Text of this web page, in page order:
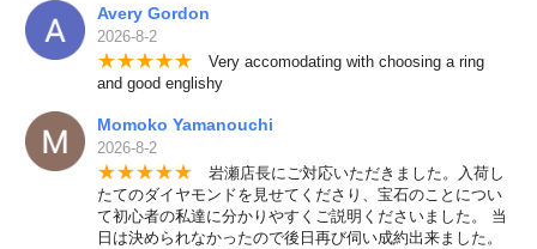
Avery Gordon
2026-8-2
★★★★★ Very accomodating with choosing a ring
and good englishy
Momoko Yamanouchi
2026-8-2
★★★★★ 岩瀬店長にご対応いただきました。入荷し
たてのダイヤモンドを見せてくださり、宝石のことについ
て初心者の私達に分かりやすくご説明くださいました。 当
日は決められなかったので後日再び伺い成約出来ました。